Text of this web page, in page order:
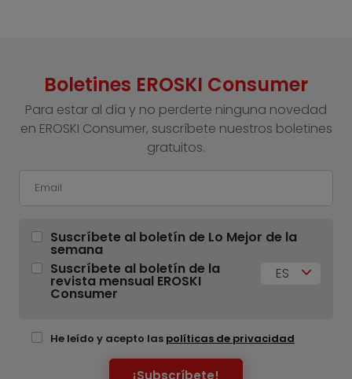
Boletines EROSKI Consumer
Para estar al día y no perderte ninguna novedad
en EROSKI Consumer, suscríbete nuestros boletines
gratuitos.
Suscríbete al boletín de Lo Mejor de la
semana
Suscríbete al boletín de la
revista mensual EROSKI
Consumer
ES
He leído y acepto las políticas de privacidad
¡Subscríbete!